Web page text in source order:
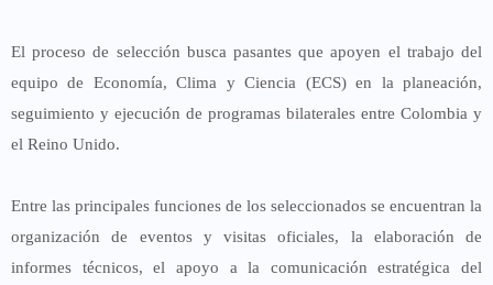
El proceso de selección busca pasantes que apoyen el trabajo del
equipo de Economía, Clima y Ciencia (ECS) en la planeación,
seguimiento y ejecución de programas bilaterales entre Colombia y
el Reino Unido.
Entre las principales funciones de los seleccionados se encuentran la
organización de eventos y visitas oficiales, la elaboración de
informes técnicos, el apoyo a la comunicación estratégica del